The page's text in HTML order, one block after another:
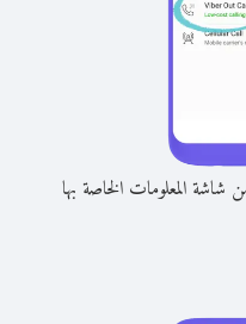
المعلومات الخاصة بها